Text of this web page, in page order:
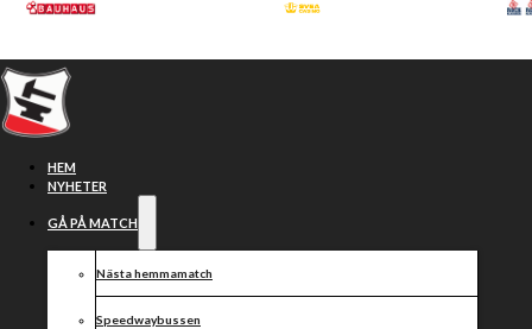
Hoppa till huvudinnehåll
HEM
NYHETER
GÅ PÅ MATCH
Nästa hemmamatch
Speedwaybussen